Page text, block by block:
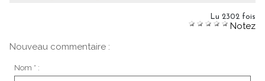
Lu 2302 fois
Notez
Nouveau commentaire :
Nom * :